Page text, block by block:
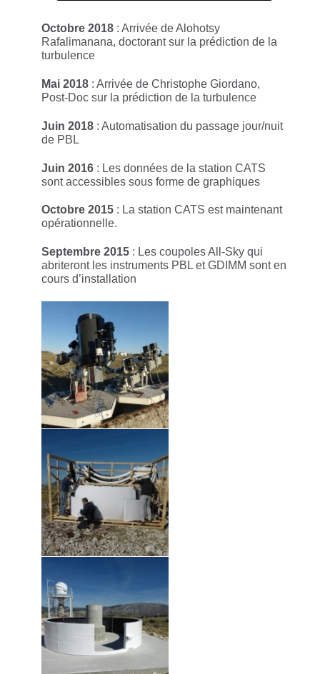
Octobre 2018 : Arrivée de Alohotsy
Rafalimanana, doctorant sur la prédiction de la
turbulence
Mai 2018 : Arrivée de Christophe Giordano,
Post-Doc sur la prédiction de la turbulence
Juin 2018 : Automatisation du passage jour/nuit
de PBL
Juin 2016 : Les données de la station CATS
sont accessibles sous forme de graphiques
Octobre 2015 : La station CATS est maintenant
opérationnelle.
Septembre 2015 : Les coupoles All-Sky qui
abriteront les instruments PBL et GDIMM sont en
cours d’installation